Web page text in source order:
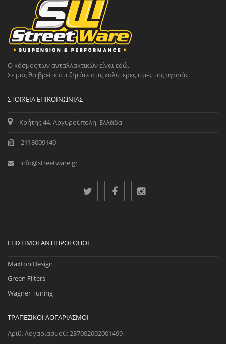
Ο κόσμος των ανταλλακτικών είναι εδώ.
Σε μας θα βρείτε ότι ζητάτε στις καλύτερες τιμές της αγοράς.
ΣΤΟΙΧΕΊΑ ΕΠΙΚΟΙΝΩΝΊΑΣ
Κρήτης 44, Αργυρούπολη, Ελλάδα
2118009140
info@streetware.gr
ΕΠΊΣΗΜΟΙ ΑΝΤΙΠΡΌΣΩΠΟΙ
Maxton Design
Green Filters
Wagner Tuning
ΤΡΑΠΕΖΙΚΟΊ ΛΟΓΑΡΙΑΣΜΟΊ
Αριθ. Λογαριασμού: 237002002001499